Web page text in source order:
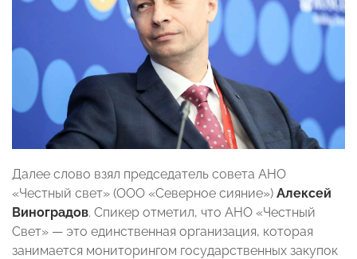
Далее слово взял председатель совета АНО
«Честный свет» (ООО «Северное сияние») Алексей
Виноградов. Спикер отметил, что АНО «Честный
Свет» — это единственная организация, которая
занимается мониторингом государственных закупок